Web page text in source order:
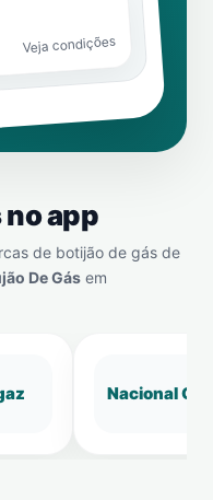
Veja condições
app
de botijão de gás de
De Gás em
Nacional Gás